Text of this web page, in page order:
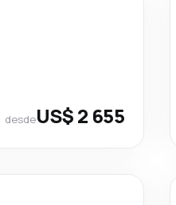
desdeUS$ 2 655